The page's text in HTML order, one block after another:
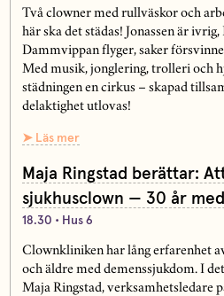
Två clowner med rullväskor och
här ska det städas! Jonassen är
Dammvippan flyger, saker
Med musik, jonglering, trolleri och
städningen en cirkus – skapad
delaktighet utlovas!
➤ Läs mer
Maja Ringstad berättar:
sjukhusclown — 30 år
18.30 • Hus 6
Clownkliniken har lång erfarenhet
och äldre med demenssjukdom. I
Maja Ringstad, verksamhetsledare